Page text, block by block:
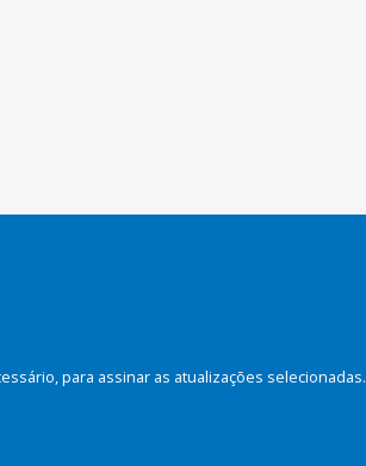
para assinar as atualizações selecionadas.